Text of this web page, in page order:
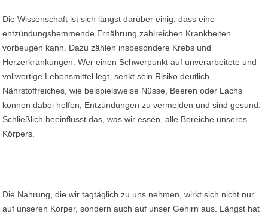
Die Wissenschaft ist sich längst darüber einig, dass eine
entzündungshemmende Ernährung zahlreichen Krankheiten
vorbeugen kann. Dazu zählen insbesondere Krebs und
Herzerkrankungen. Wer einen Schwerpunkt auf unverarbeitete und
vollwertige Lebensmittel legt, senkt sein Risiko deutlich.
Nährstoffreiches, wie beispielsweise Nüsse, Beeren oder Lachs
können dabei helfen, Entzündungen zu vermeiden und sind gesund.
Schließlich beeinflusst das, was wir essen, alle Bereiche unseres
Körpers.
Die Nahrung, die wir tagtäglich zu uns nehmen, wirkt sich nicht nur
auf unseren Körper, sondern auch auf unser Gehirn aus. Längst hat